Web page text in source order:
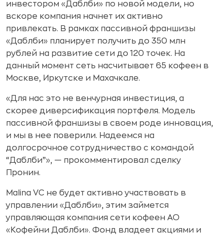
инвестором «Даблби» по новой модели, но
вскоре компания начнет их активно
привлекать. В рамках пассивной франшизы
«Даблби» планирует получить до 350 млн
рублей на развитие сети до 120 точек. На
данный момент сеть насчитывает 65 кофеен в
Москве, Иркутске и Махачкале.
«Для нас это не венчурная инвестиция, а
скорее диверсификация портфеля. Модель
пассивной франшизы в своем роде инновация,
и мы в нее поверили. Надеемся на
долгосрочное сотрудничество с командой
“Даблби”», — прокомментировал сделку
Пронин.
Malina VC не будет активно участвовать в
управлении «Даблби», этим займется
управляющая компания сети кофеен АО
«Кофейни Даблби». Фонд владеет акциями и